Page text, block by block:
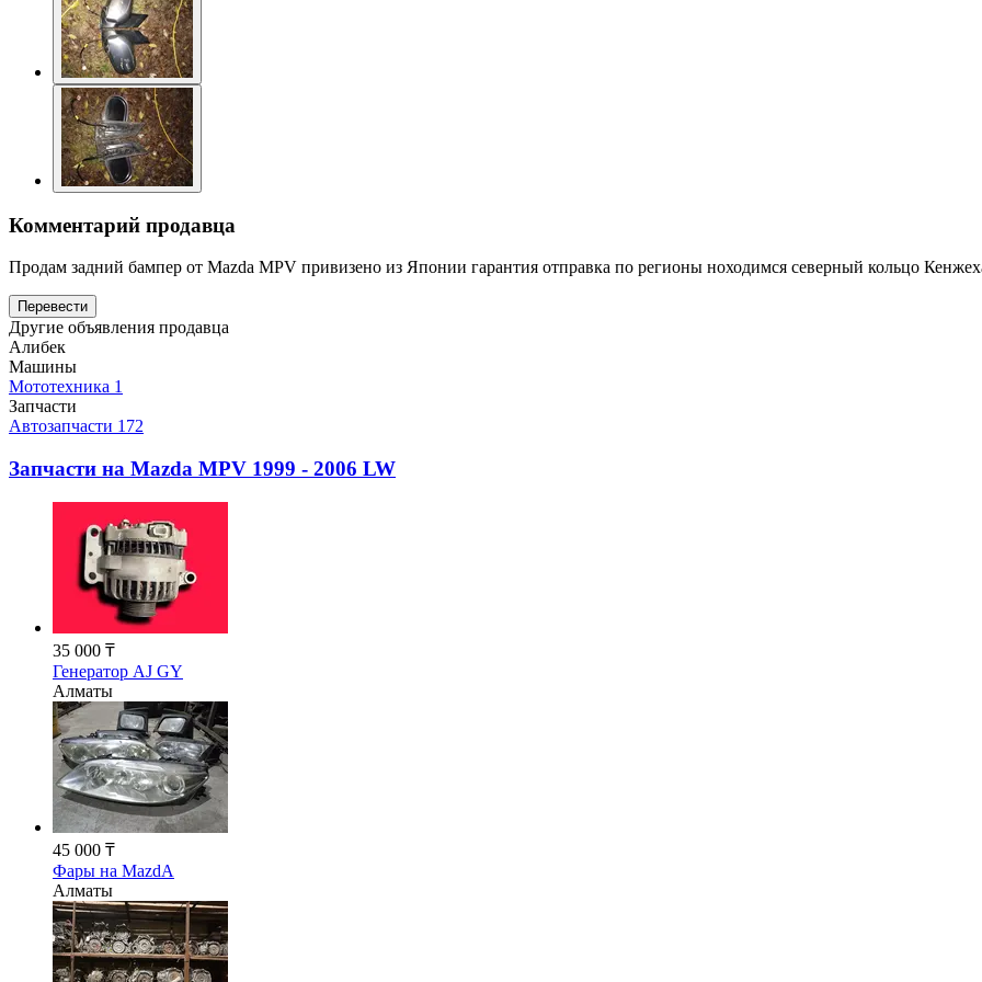
Комментарий продавца
Продам задний бампер от Mazda MPV привизено из Японии гарантия отправка по регионы ноходимся северный кольцо
Перевести
Другие объявления продавца
Алибек
Машины
Мототехника 1
Запчасти
Автозапчасти 172
Запчасти на Mazda MPV 1999 - 2006 LW
35 000 ₸
Генератор AJ GY
Алматы
45 000 ₸
Фары на MazdA
Алматы